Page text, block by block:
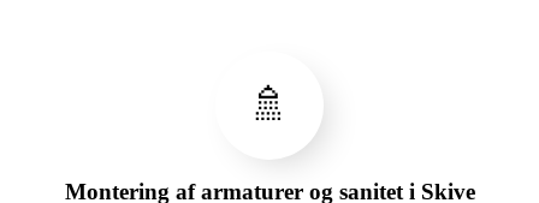
🚿
Montering af armaturer og sanitet i Skive